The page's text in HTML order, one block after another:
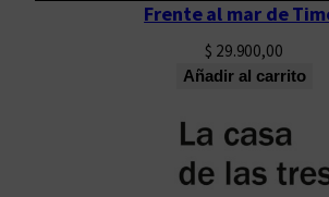
Frente al mar de
$ 29.900,00
Añadir al carrito